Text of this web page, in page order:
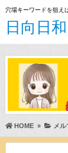
穴場キーワードを狙え
日向日和
HOME» メ